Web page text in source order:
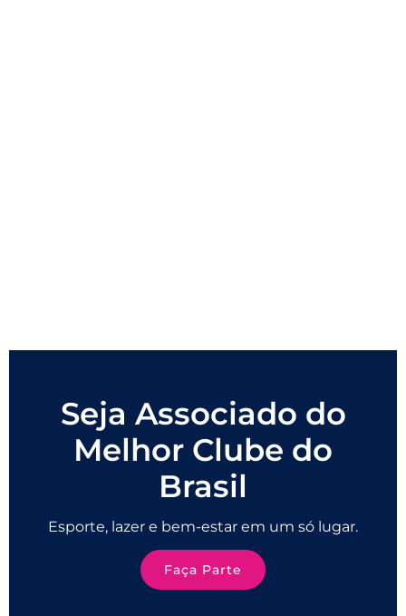
Seja Associado do
Melhor Clube do
Brasil
Esporte, lazer e bem-estar em um só lugar.
Faça Parte